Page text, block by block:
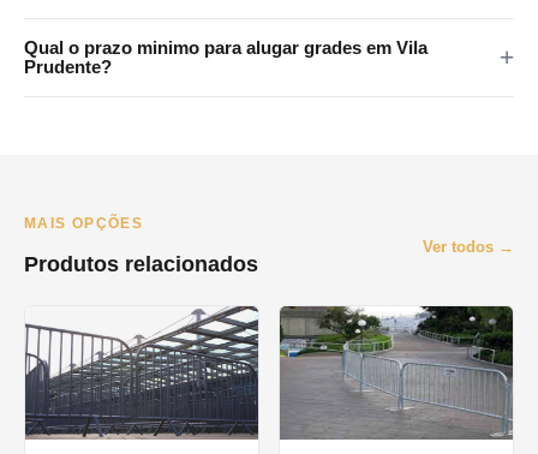
Diadema e Maua. Consulte disponibilidade pelo WhatsApp.
Qual o prazo minimo para alugar grades em Vila
Prudente?
MAIS OPÇÕES
Produtos relacionados
Ver todos →